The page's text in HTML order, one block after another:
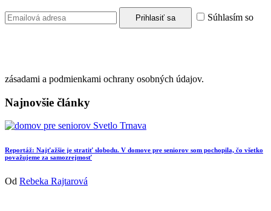
Súhlasím so
zásadami a podmienkami ochrany osobných údajov.
Najnovšie články
Reportáž: Najťažšie je stratiť slobodu. V domove pre seniorov som pochopila, čo všetko
považujeme za samozrejmosť
Od Rebeka Rajtarová